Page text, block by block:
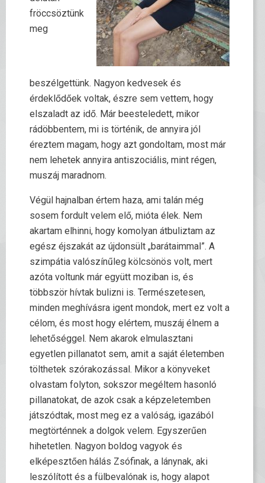
fröccsöztünk
meg
beszélgettünk. Nagyon kedvesek és
érdeklődőek voltak, észre sem vettem, hogy
elszaladt az idő. Már beesteledett, mikor
rádöbbentem, mi is történik, de annyira jól
éreztem magam, hogy azt gondoltam, most már
nem lehetek annyira antiszociális, mint régen,
muszáj maradnom.
Végül hajnalban értem haza, ami talán még
sosem fordult velem elő, mióta élek. Nem
akartam elhinni, hogy komolyan átbuliztam az
egész éjszakát az újdonsült „barátaimmal”. A
szimpátia valószínűleg kölcsönös volt, mert
azóta voltunk már együtt moziban is, és
többször hívtak bulizni is. Természetesen,
minden meghívásra igent mondok, mert ez volt a
célom, és most hogy elértem, muszáj élnem a
lehetőséggel. Nem akarok elmulasztani
egyetlen pillanatot sem, amit a saját életemben
tölthetek szórakozással. Mikor a könyveket
olvastam folyton, sokszor megéltem hasonló
pillanatokat, de azok csak a képzeletemben
játszódtak, most meg ez a valóság, igazából
megtörténnek a dolgok velem. Egyszerűen
hihetetlen. Nagyon boldog vagyok és
elképesztően hálás Zsófinak, a lánynak, aki
leszólított és a fülbevalónak is, hogy alapot